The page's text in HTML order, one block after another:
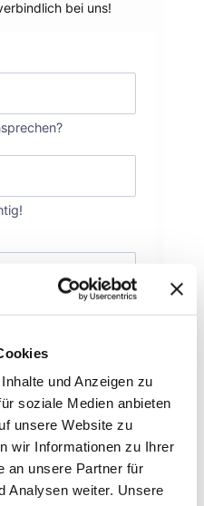
und Anzeigen zu
soziale Medien anbieten
unsere Website zu
wir Informationen zu Ihrer
an unsere Partner für
Analysen weiter. Unsere
bei uns!
sein?